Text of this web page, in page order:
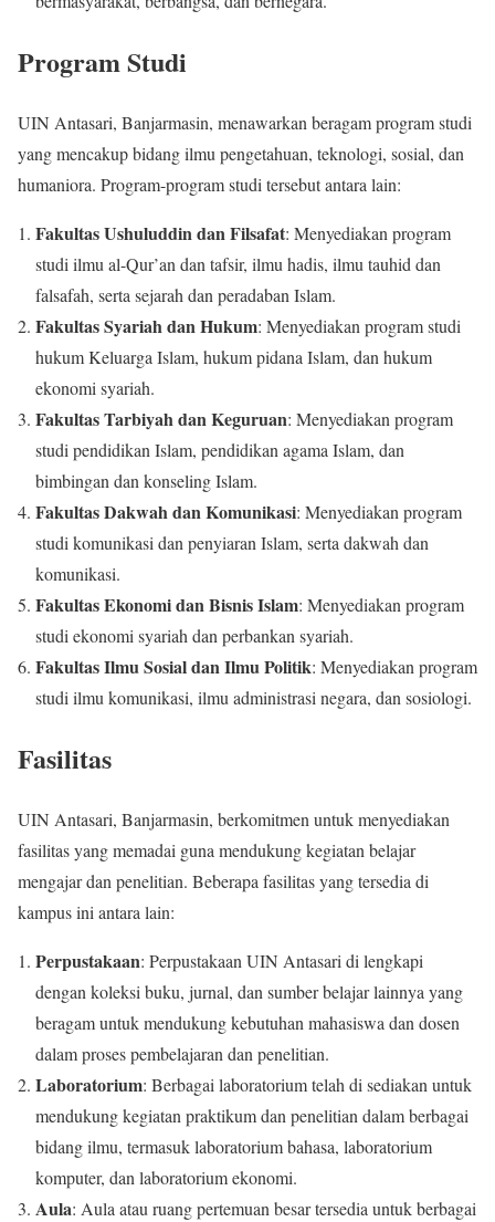
Program Studi
UIN Antasari, Banjarmasin, menawarkan beragam program studi
yang mencakup bidang ilmu pengetahuan, teknologi, sosial, dan
humaniora. Program-program studi tersebut antara lain:
Fakultas Ushuluddin dan Filsafat: Menyediakan program
studi ilmu al-Qur’an dan tafsir, ilmu hadis, ilmu tauhid dan
falsafah, serta sejarah dan peradaban Islam.
Fakultas Syariah dan Hukum: Menyediakan program studi
hukum Keluarga Islam, hukum pidana Islam, dan hukum
ekonomi syariah.
Fakultas Tarbiyah dan Keguruan: Menyediakan program
studi pendidikan Islam, pendidikan agama Islam, dan
bimbingan dan konseling Islam.
Fakultas Dakwah dan Komunikasi: Menyediakan program
studi komunikasi dan penyiaran Islam, serta dakwah dan
komunikasi.
Fakultas Ekonomi dan Bisnis Islam: Menyediakan program
studi ekonomi syariah dan perbankan syariah.
Fakultas Ilmu Sosial dan Ilmu Politik: Menyediakan program
studi ilmu komunikasi, ilmu administrasi negara, dan sosiologi.
Fasilitas
UIN Antasari, Banjarmasin, berkomitmen untuk menyediakan
fasilitas yang memadai guna mendukung kegiatan belajar
mengajar dan penelitian. Beberapa fasilitas yang tersedia di
kampus ini antara lain:
Perpustakaan: Perpustakaan UIN Antasari di lengkapi
dengan koleksi buku, jurnal, dan sumber belajar lainnya yang
beragam untuk mendukung kebutuhan mahasiswa dan dosen
dalam proses pembelajaran dan penelitian.
Laboratorium: Berbagai laboratorium telah di sediakan untuk
mendukung kegiatan praktikum dan penelitian dalam berbagai
bidang ilmu, termasuk laboratorium bahasa, laboratorium
komputer, dan laboratorium ekonomi.
Aula: Aula atau ruang pertemuan besar tersedia untuk berbagai